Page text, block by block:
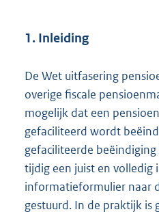
1. Inleiding
De Wet uitfasering
overige fiscale
mogelijk dat een
gefaciliteerd wordt
gefaciliteerde
tijdig een juist en volledig
informatieformulier naar
gestuurd. In de praktijk is